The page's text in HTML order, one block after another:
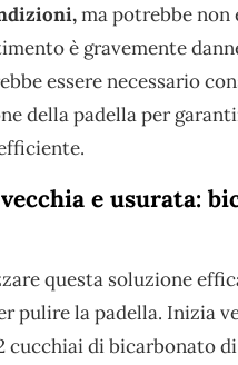
ma potrebbe non
è gravemente
essere necessario
della padella per
e usurata:
questa soluzione
pulire la padella. Inizia
cucchiai di bicarbonato di